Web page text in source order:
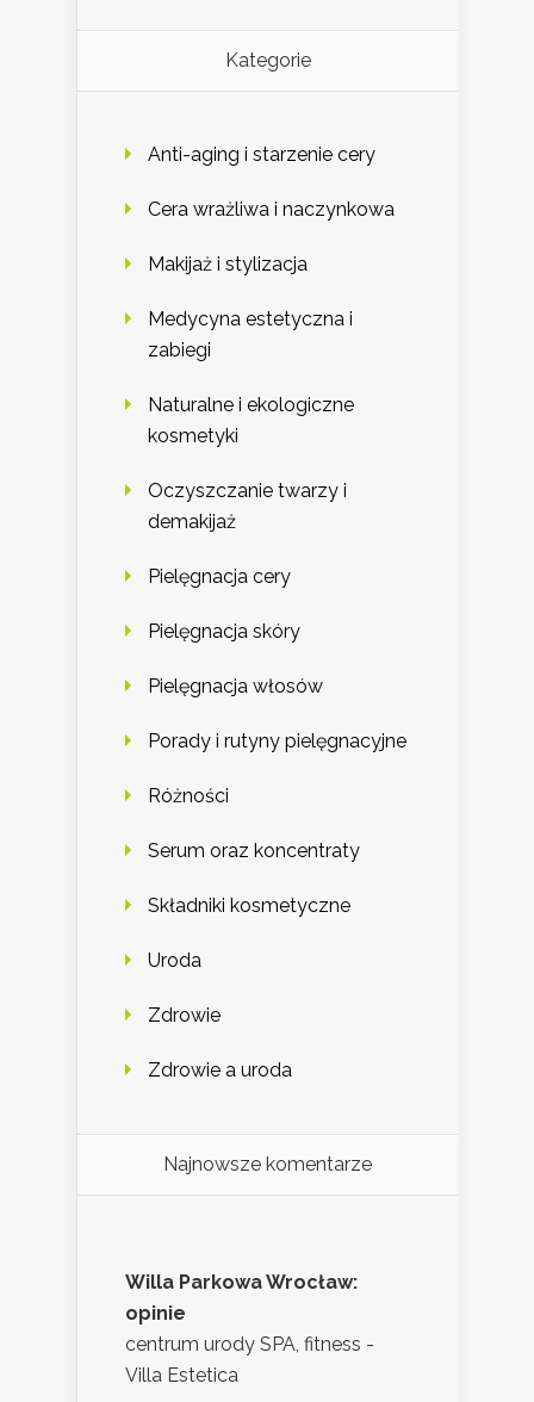
Kategorie
Anti-aging i starzenie cery
Cera wrażliwa i naczynkowa
Makijaż i stylizacja
Medycyna estetyczna i
zabiegi
Naturalne i ekologiczne
kosmetyki
Oczyszczanie twarzy i
demakijaż
Pielęgnacja cery
Pielęgnacja skóry
Pielęgnacja włosów
Porady i rutyny pielęgnacyjne
Różności
Serum oraz koncentraty
Składniki kosmetyczne
Uroda
Zdrowie
Zdrowie a uroda
Najnowsze komentarze
Willa Parkowa Wrocław:
opinie
centrum urody SPA, fitness -
Villa Estetica